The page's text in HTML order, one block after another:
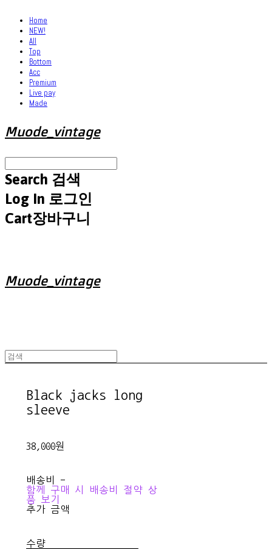
Home
NEW!
All
Top
Bottom
Acc
Premium
Live pay
Made
Muode_vintage
Search 검색
Log In 로그인
Cart장바구니
Muode_vintage
Black jacks long
sleeve
38,000원
배송비 -
함께 구매 시 배송비 절약 상
품 보기
추가 금액
수량